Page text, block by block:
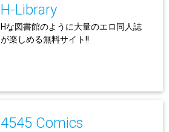
H-Library
Hな図書館のように大量のエロ同人誌
が楽しめる無料サイト!!
4545 Comics